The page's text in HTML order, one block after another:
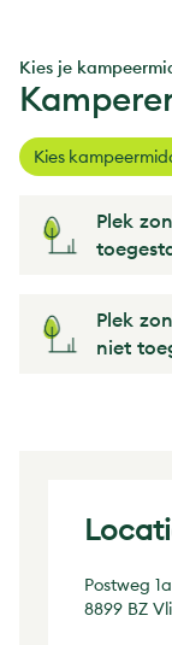
Kies je
Kies
Plek
Plek
niet
Postweg 1a
8899 BZ